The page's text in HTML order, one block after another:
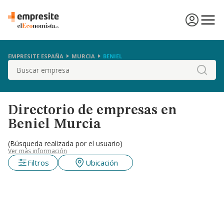
EMPRESITE ESPAÑA MURCIA BENIEL
Buscar
Directorio de empresas en
Beniel Murcia
(Búsqueda realizada por el usuario)
Ver más información
Filtros Ubicación